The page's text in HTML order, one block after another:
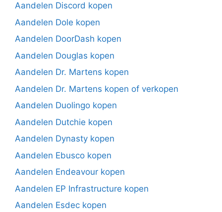
Aandelen Discord kopen
Aandelen Dole kopen
Aandelen DoorDash kopen
Aandelen Douglas kopen
Aandelen Dr. Martens kopen
Aandelen Dr. Martens kopen of verkopen
Aandelen Duolingo kopen
Aandelen Dutchie kopen
Aandelen Dynasty kopen
Aandelen Ebusco kopen
Aandelen Endeavour kopen
Aandelen EP Infrastructure kopen
Aandelen Esdec kopen